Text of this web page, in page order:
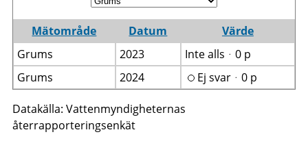
Mätområde Datum
Värde
Grums
2023
Inte allsᆞ0 p
Grums
2024 Ej svarᆞ0 p
Datakälla: Vattenmyndigheternas
återrapporteringsenkät